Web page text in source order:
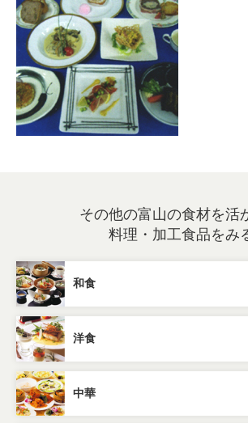
その他の富山の食材を活
料理・加工食品をみ
和食
洋食
中華